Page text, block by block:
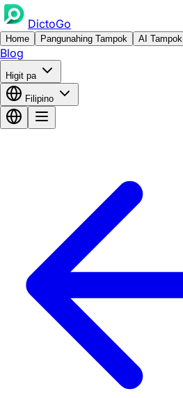
DictoGo
Home Pangunahing Tampok AI Tampok
Blog
Higit pa
Filipino